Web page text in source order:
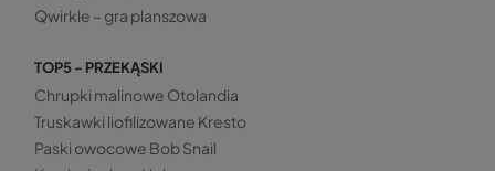
Qwirkle – gra planszowa
TOP5 - PRZEKĄSKI
Chrupki malinowe Otolandia
Truskawki liofilizowane Kresto
Paski owocowe Bob Snail